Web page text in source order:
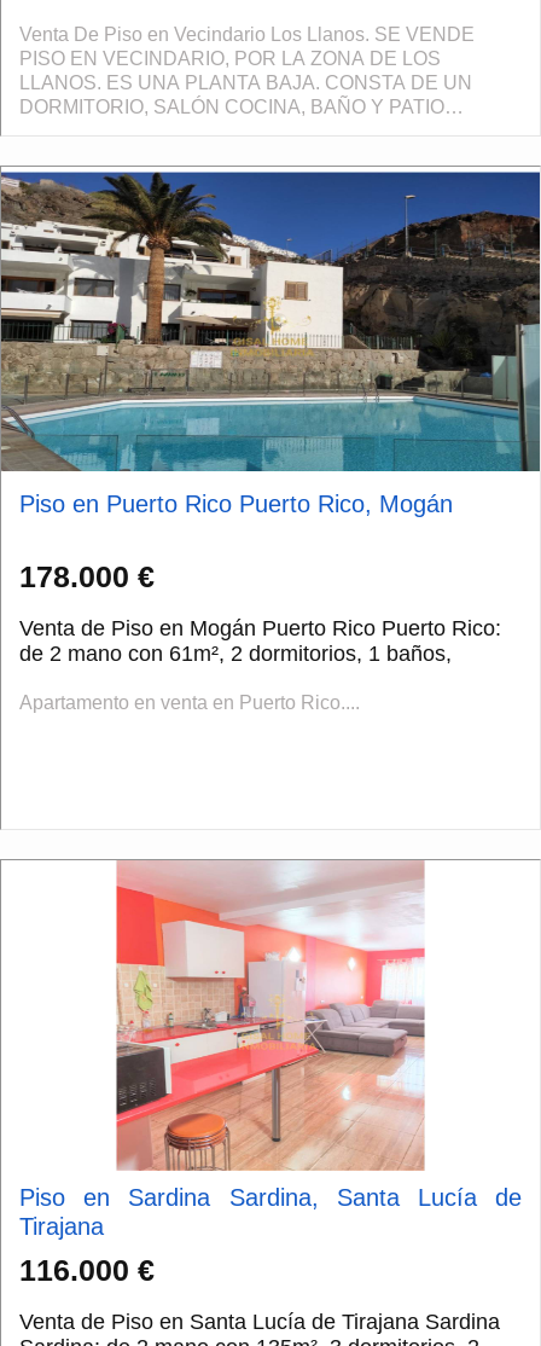
Venta De Piso en Vecindario Los Llanos. SE VENDE
PISO EN VECINDARIO, POR LA ZONA DE LOS
LLANOS. ES UNA PLANTA BAJA. CONSTA DE UN
DORMITORIO, SALÓN COCINA, BAÑO Y PATIO
INTERIOR. DISPONE DE PLAZA DE GARAJE Y
Piso en Puerto Rico Puerto Rico, Mogán
178.000 €
Venta de Piso en Mogán Puerto Rico Puerto Rico:
de 2 mano con 61m², 2 dormitorios, 1 baños,
Apartamento en venta en Puerto Rico....
Piso en Sardina Sardina, Santa Lucía de
Tirajana
116.000 €
Venta de Piso en Santa Lucía de Tirajana Sardina